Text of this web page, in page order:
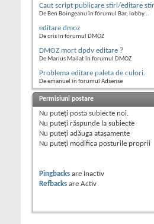
Caut script publicare stiri/editare
De Ben Boingeanu în forumul Bar, lobby...
editare dmoz
De cris în forumul DMOZ
DMOZ mort dpdv editare ?
De Marius Mailat în forumul DMOZ
Problema editare paleta de culori.
De emanuel în forumul Adsense
Permisiuni postare
Nu puteţi posta subiecte noi.
Nu puteţi răspunde la subiecte
Nu puteţi adăuga ataşamente
Nu puteţi modifica posturile proprii
Pingbacks are Inactiv
Refbacks are Activ